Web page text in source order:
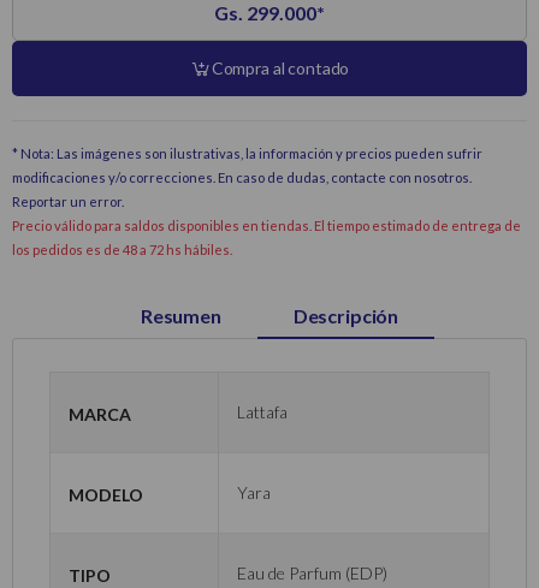
Gs. 299.000*
Compra al contado
* Nota: Las imágenes son ilustrativas, la información y precios pueden sufrir
modificaciones y/o correcciones. En caso de dudas, contacte con nosotros.
Reportar un error.
Precio válido para saldos disponibles en tiendas. El tiempo estimado de entrega de
los pedidos es de 48 a 72 hs hábiles.
Resumen Descripción
Marca Lattafa
Modelo Yara
Tipo Eau de Parfum (EDP)